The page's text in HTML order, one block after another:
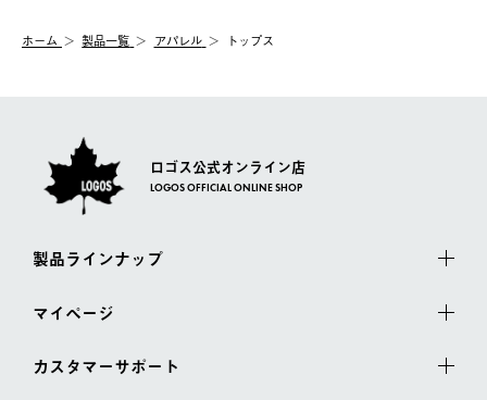
【配送業者】
佐川急便にて配送されます。
一度お手元の商品を返品いただき、ご希望商品を再注文してくだ
ホーム 製品一覧 アパレル トップス
ロゴス公式オンライン店
LOGOS OFFICIAL ONLINE SHOP
製品ラインナップ
マイページ
カスタマーサポート